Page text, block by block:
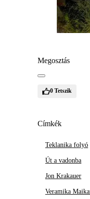
Megosztás
0 Tetszik
Címkék
Teklanika folyó
Út a vadonba
Jon Krakauer
Veramika